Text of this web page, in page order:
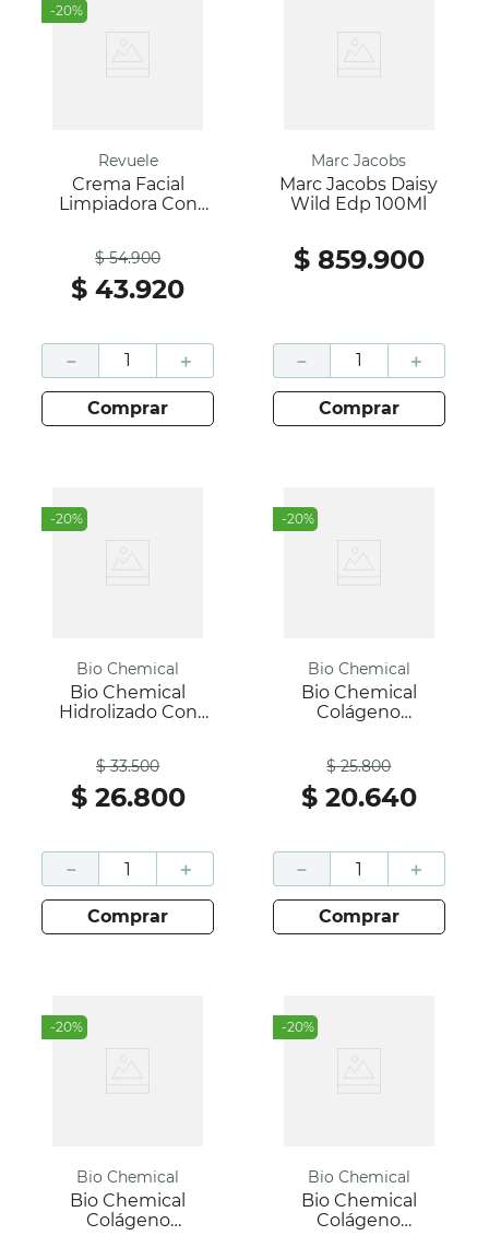
-20%
Revuele
Crema Facial
Limpiadora Con
$ 54.900
$ 43.920
＋
－
comprar
Marc Jacobs
Marc Jacobs Daisy
Wild Edp 100Ml
$ 859.900
＋
－
comprar
-20%
Bio Chemical
Bio Chemical
Hidrolizado Con
$ 33.500
$ 26.800
＋
－
comprar
-20%
Bio Chemical
Bio Chemical
Colágeno
Chía 200 Gr
$ 25.800
$ 20.640
＋
－
comprar
-20%
Bio Chemical
Bio Chemical
Colágeno
-20%
Bio Chemical
Bio Chemical
Colágeno